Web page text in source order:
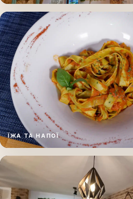
ЇЖА ТА НАПОЇ